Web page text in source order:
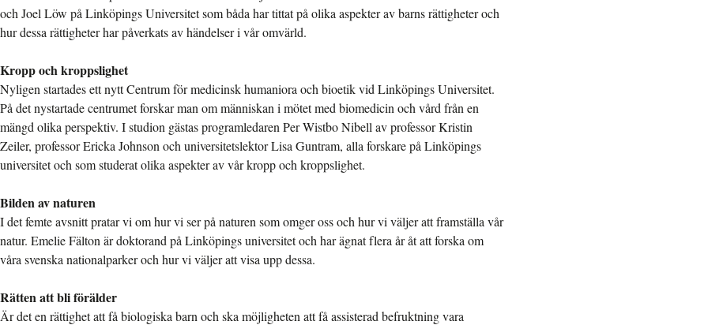
och Joel Löw på Linköpings Universitet som båda har tittat på olika aspekter av barns rättigheter och
hur dessa rättigheter har påverkats av händelser i vår omvärld.
Kropp och kroppslighet
Nyligen startades ett nytt Centrum för medicinsk humaniora och bioetik vid Linköpings Universitet.
På det nystartade centrumet forskar man om människan i mötet med biomedicin och vård från en
mängd olika perspektiv. I studion gästas programledaren Per Wistbo Nibell av professor Kristin
Zeiler, professor Ericka Johnson och universitetslektor Lisa Guntram, alla forskare på Linköpings
universitet och som studerat olika aspekter av vår kropp och kroppslighet.
Bilden av naturen
I det femte avsnitt pratar vi om hur vi ser på naturen som omger oss och hur vi väljer att framställa vår
natur. Emelie Fälton är doktorand på Linköpings universitet och har ägnat flera år åt att forska om
våra svenska nationalparker och hur vi väljer att visa upp dessa.
Rätten att bli förälder
Är det en rättighet att få biologiska barn och ska möjligheten att få assisterad befruktning vara